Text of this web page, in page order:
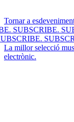
Tornar a
SUBSCRIBE.
SUBSCRIBE.
La millor selecció
electrònic.